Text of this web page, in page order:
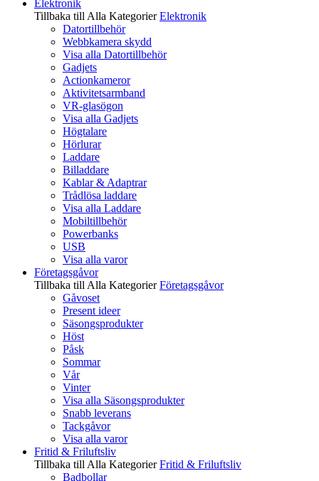
Elektronik
Tillbaka till Alla Kategorier Elektronik
Datortillbehör
Webbkamera skydd
Visa alla Datortillbehör
Gadjets
Actionkameror
Aktivitetsarmband
VR-glasögon
Visa alla Gadjets
Högtalare
Hörlurar
Laddare
Billaddare
Kablar & Adaptrar
Trådlösa laddare
Visa alla Laddare
Mobiltillbehör
Powerbanks
USB
Visa alla varor
Företagsgåvor
Tillbaka till Alla Kategorier Företagsgåvor
Gåvoset
Present ideer
Säsongsprodukter
Höst
Påsk
Sommar
Vår
Vinter
Visa alla Säsongsprodukter
Snabb leverans
Tackgåvor
Visa alla varor
Fritid & Friluftsliv
Tillbaka till Alla Kategorier Fritid & Friluftsliv
Badbollar